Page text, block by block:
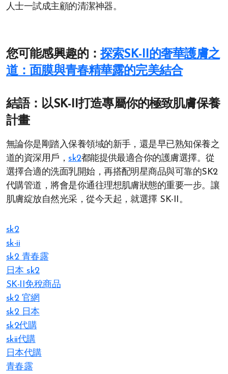
人士一試成主顧的清潔神器。
您可能感興趣的：探索SK-II的奢華護膚之
道：面膜與青春精華露的完美結合
結語：以SK-II打造專屬你的極致肌膚保養
計畫
無論你是剛踏入保養領域的新手，還是早已熟知保養之
道的資深用戶，sk2都能提供最適合你的護膚選擇。從
選擇合適的洗面乳開始，再搭配明星商品與可靠的SK2
代購管道，將會是你通往理想肌膚狀態的重要一步。讓
肌膚綻放自然光采，從今天起，就選擇 SK-II。
sk2
sk-ii
sk2 青春露
日本 sk2
SK-II免稅商品
sk2 官網
sk2 日本
sk2代購
skii代購
日本代購
青春露